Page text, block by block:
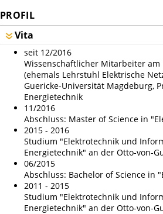
PROFIL
Vita
seit 12/2016
Wissenschaftlicher Mitarbeiter
(ehemals Lehrstuhl Elektrische
Guericke-Universität Magdeburg,
Energietechnik
11/2016
Abschluss: Master of Science in
2015 - 2016
Studium "Elektrotechnik und
Energietechnik" an der Otto-von-
06/2015
Abschluss: Bachelor of Science in
2011 - 2015
Studium "Elektrotechnik und
Energietechnik" an der Otto-von-